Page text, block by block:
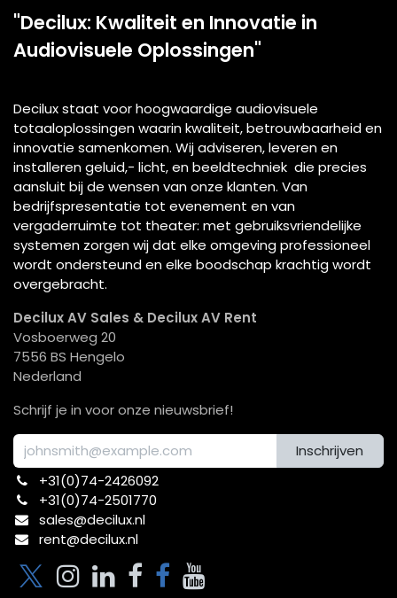
"Decilux: Kwaliteit en Innovatie in
Audiovisuele Oplossingen"
Decilux staat voor hoogwaardige audiovisuele
totaaloplossingen waarin kwaliteit, betrouwbaarheid en
innovatie samenkomen. Wij adviseren, leveren en
installeren geluid,- licht, en beeldtechniek die precies
aansluit bij de wensen van onze klanten. Van
bedrijfspresentatie tot evenement en van
vergaderruimte tot theater: met gebruiksvriendelijke
systemen zorgen wij dat elke omgeving professioneel
wordt ondersteund en elke boodschap krachtig wordt
overgebracht.
Decilux AV Sales & Decilux AV Rent
Vosboerweg 20
7556 BS Hengelo
Nederland
Schrijf je in voor onze nieuwsbrief!
Inschrijven
+31(0)74-2426092​
+31(0)74-2501770
sales@decilux.nl
rent@decilux.nl